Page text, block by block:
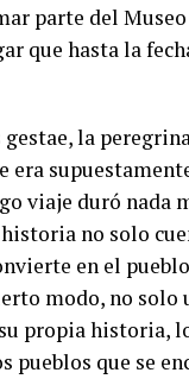
parte del
que hasta la
la
viaje duró nada
no solo
en el
modo, no
propia historia,
que se